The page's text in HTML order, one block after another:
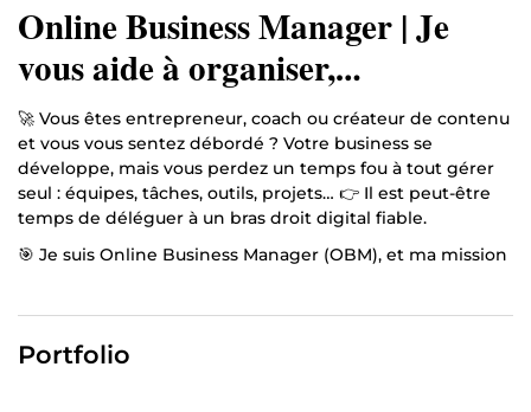
Online Business Manager | Je
vous aide à organiser,
automatiser et piloter votre
activité en ligne
🚀 Vous êtes entrepreneur, coach ou créateur de contenu
et vous vous sentez débordé ? Votre business se
développe, mais vous perdez un temps fou à tout gérer
seul : équipes, tâches, outils, projets… 👉 Il est peut-être
temps de déléguer à un bras droit digital fiable.
🎯 Je suis Online Business Manager (OBM), et ma mission
vous aider à reprendre le contrôle de votre temps,
structurer vos opérations, et faire avancer vos projets
avec méthode.
Portfolio